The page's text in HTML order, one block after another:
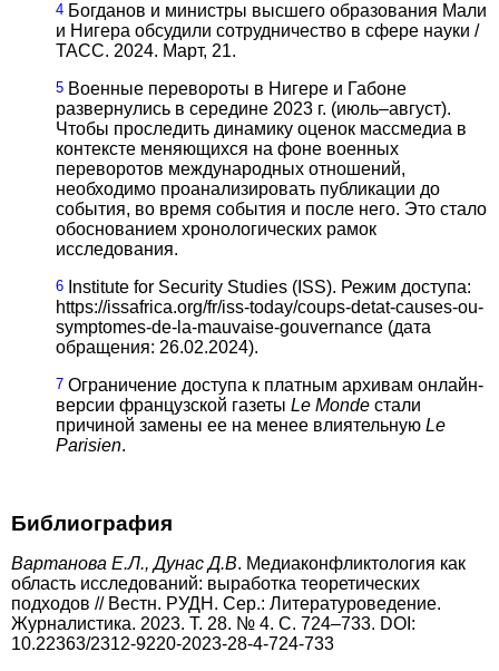
4 Богданов и министры высшего образования Мали
и Нигера обсудили сотрудничество в сфере науки /
ТАСС. 2024. Март, 21.
5 Военные перевороты в Нигере и Габоне
развернулись в середине 2023 г. (июль–август).
Чтобы проследить динамику оценок массмедиа в
контексте меняющихся на фоне военных
переворотов международных отношений,
необходимо про­анализировать публикации до
события, во время события и после него. Это стало
обоснованием хронологических рамок
исследования.
6 Institute for Security Studies (ISS). Режим доступа:
https://issafrica.org/fr/iss-today/coups-detat-causes-ou-
symptomes-de-la-mauvaise-gouvernance (дата
обращения: 26.02.2024).
7 Ограничение доступа к платным архивам онлайн-
версии французской газеты Le Monde стали
причиной замены ее на менее влиятельную Le
Parisien.
Библиография
Вартанова Е.Л., Дунас Д.В. Медиаконфликтология как
область исследований: выработка теоретических
подходов // Вестн. РУДН. Сер.: Литературоведение.
Журналистика. 2023. Т. 28. № 4. C. 724–733. DOI:
10.22363/2312-9220-2023-28-4-724-733